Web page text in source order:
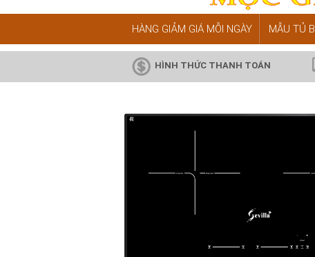
HÀNG GIẢM GIÁ MỖI NGÀY MẪU TỦ
HÌNH THỨC THANH TOÁN